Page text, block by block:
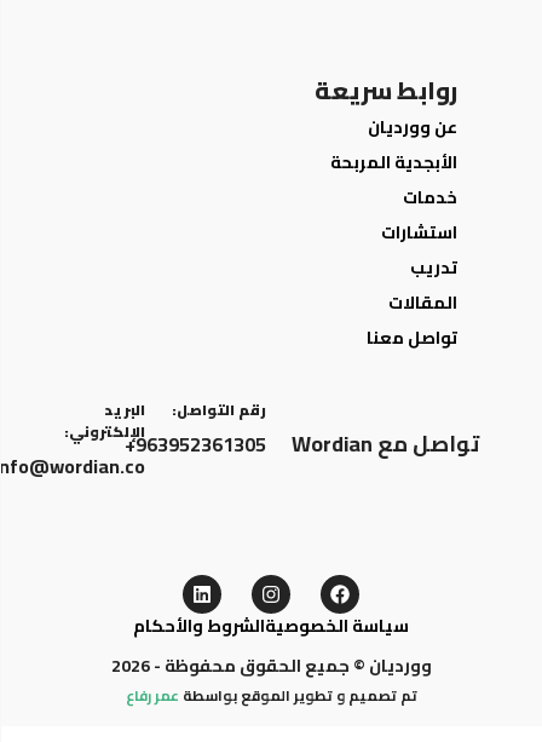
روابط سريعة
عن وورديان
الأبجدية المربحة
خدمات
استشارات
تدريب
المقالات
تواصل معنا
تواصل مع Wordian
رقم التواصل:
963952361305+
البريد
الإلكتروني:
info@wordian.co
سياسة الخصوصيةالشروط والأحكام
وورديان © جميع الحقوق محفوظة - 2026
تم تصميم و تطوير الموقع بواسطة عمر رفاع